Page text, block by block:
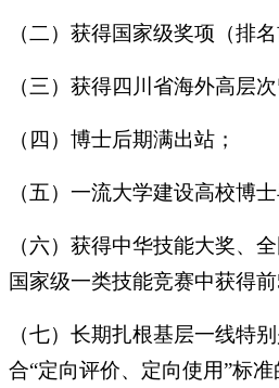
（二）获得国家级奖项（排
（三）获得四川省海外高层
（四）博士后期满出站；
（五）一流大学建设高校博
（六）获得中华技能大奖、
国家级一类技能竞赛中获得
（七）长期扎根基层一线特
合“定向评价、定向使用”标准